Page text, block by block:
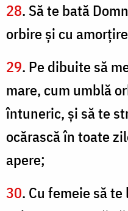
28. Să te bată
orbire şi cu
29. Pe dibuite să
mare, cum umblă
întuneric, şi să te
ocărască în toate
apere;
30. Cu femeie să